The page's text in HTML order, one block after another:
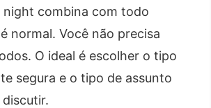
night combina com todo
normal. Você não precisa
O ideal é escolher o tipo
segura e o tipo de assunto